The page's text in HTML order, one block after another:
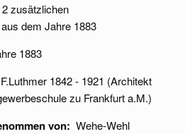
zusätzlichen
dem Jahre 1883
1883
F.Luthmer 1842 - 1921 (Architekt
zu Frankfurt a.M.)
von: Wehe-Wehl